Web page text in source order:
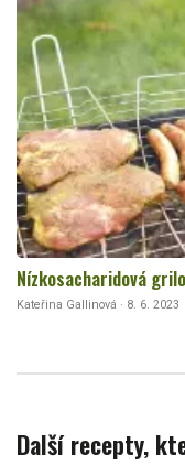
Nízkosacharidová
Kateřina Gallinová · 8. 6. 2023
Další recepty,